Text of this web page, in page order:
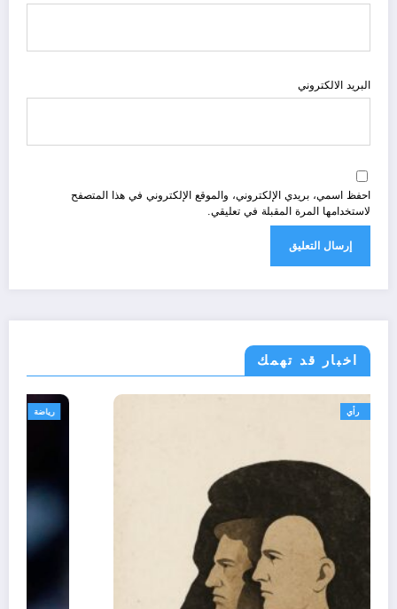
البريد الالكتروني
احفظ اسمي، بريدي الإلكتروني، والموقع الإلكتروني في هذا المتصفح
لاستخدامها المرة المقبلة في تعليقي.
اخبار قد تهمك
تعاليق حرة